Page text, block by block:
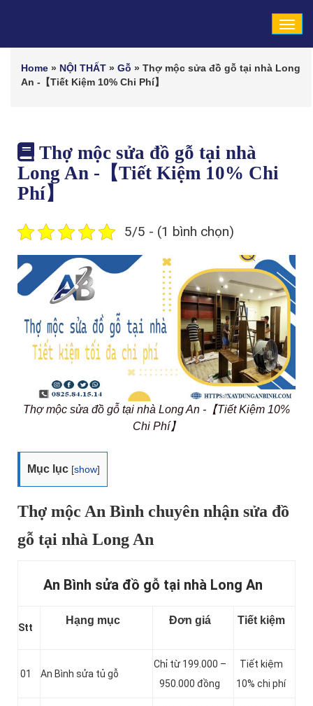
Home » NỘI THẤT » Gỗ » Thợ mộc sửa đồ gỗ tại nhà Long
An -【Tiết Kiệm 10% Chi Phí】
Thợ mộc sửa đồ gỗ tại nhà
Long An -【Tiết Kiệm 10% Chi
Phí】
5/5 - (1 bình chọn)
Thợ mộc sửa đồ gỗ tại nhà Long An -【Tiết Kiệm 10%
Chi Phí】
Mục lục [show]
Thợ mộc An Bình chuyên nhận sửa đồ
gỗ tại nhà Long An
An Bình sửa đồ gỗ tại nhà Long An
Stt
Hạng mục Đơn giá Tiết kiệm
01 An Bình sửa tủ gỗ
Chỉ từ 199.000 –
950.000 đồng
Tiết kiệm
10% chi phí